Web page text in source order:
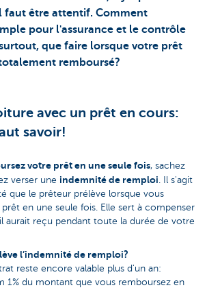
faut être attentif. Comment
pour l'assurance et le contrôle
que faire lorsque votre prêt
remboursé?
avec un prêt en cours:
savoir!
votre prêt en une seule fois, sachez
verser une indemnité de remploi. Il s'agit
que le prêteur prélève lorsque vous
en une seule fois. Elle sert à compenser
aurait reçu pendant toute la durée de votre
l’indemnité de remploi?
reste encore valable plus d'un an:
1% du montant que vous remboursez en